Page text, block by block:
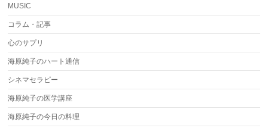
MUSIC
コラム・記事
心のサプリ
海原純子のハート通信
シネマセラピー
海原純子の医学講座
海原純子の今日の料理